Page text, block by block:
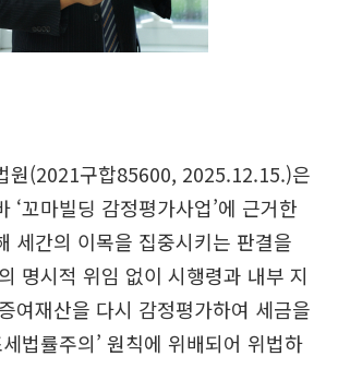
원(2021구합85600, 2025.12.15.)은
‘꼬마빌딩 감정평가사업’에 근거한
세간의 이목을 집중시키는 판결을
명시적 위임 없이 시행령과 내부 지
여재산을 다시 감정평가하여 세금을
법률주의’ 원칙에 위배되어 위법하